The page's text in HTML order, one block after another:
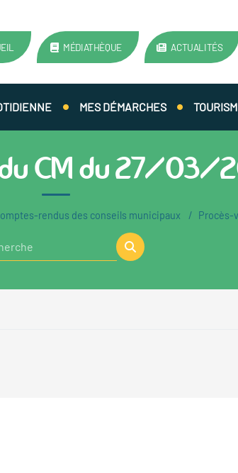
MÉDIATHÈQUE ACTUALITÉS
MES DÉMARCHES
CM du 27/03/
rendus des conseils municipaux Procès-